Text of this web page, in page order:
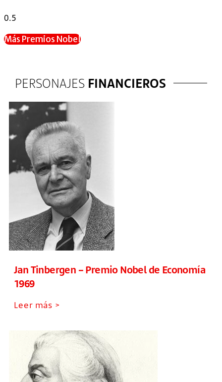
Más Premios Nobel
PERSONAJES FINANCIEROS
Jan Tinbergen – Premio Nobel de Economía
1969
Leer más >